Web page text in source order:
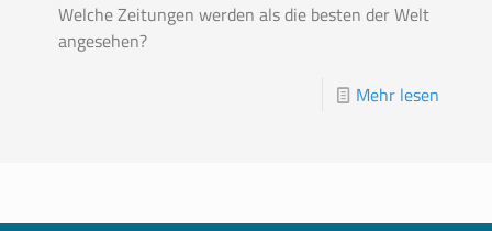
Welche Zeitungen werden als die besten der Welt
angesehen?
Mehr lesen